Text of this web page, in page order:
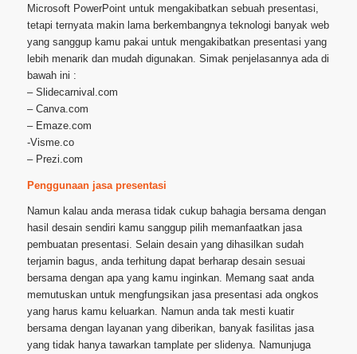
Microsoft PowerPoint untuk mengakibatkan sebuah presentasi,
tetapi ternyata makin lama berkembangnya teknologi banyak web
yang sanggup kamu pakai untuk mengakibatkan presentasi yang
lebih menarik dan mudah digunakan. Simak penjelasannya ada di
bawah ini :
– Slidecarnival.com
– Canva.com
– Emaze.com
-Visme.co
– Prezi.com
Penggunaan jasa presentasi
Namun kalau anda merasa tidak cukup bahagia bersama dengan
hasil desain sendiri kamu sanggup pilih memanfaatkan jasa
pembuatan presentasi. Selain desain yang dihasilkan sudah
terjamin bagus, anda terhitung dapat berharap desain sesuai
bersama dengan apa yang kamu inginkan. Memang saat anda
memutuskan untuk mengfungsikan jasa presentasi ada ongkos
yang harus kamu keluarkan. Namun anda tak mesti kuatir
bersama dengan layanan yang diberikan, banyak fasilitas jasa
yang tidak hanya tawarkan tamplate per slidenya. Namunjuga